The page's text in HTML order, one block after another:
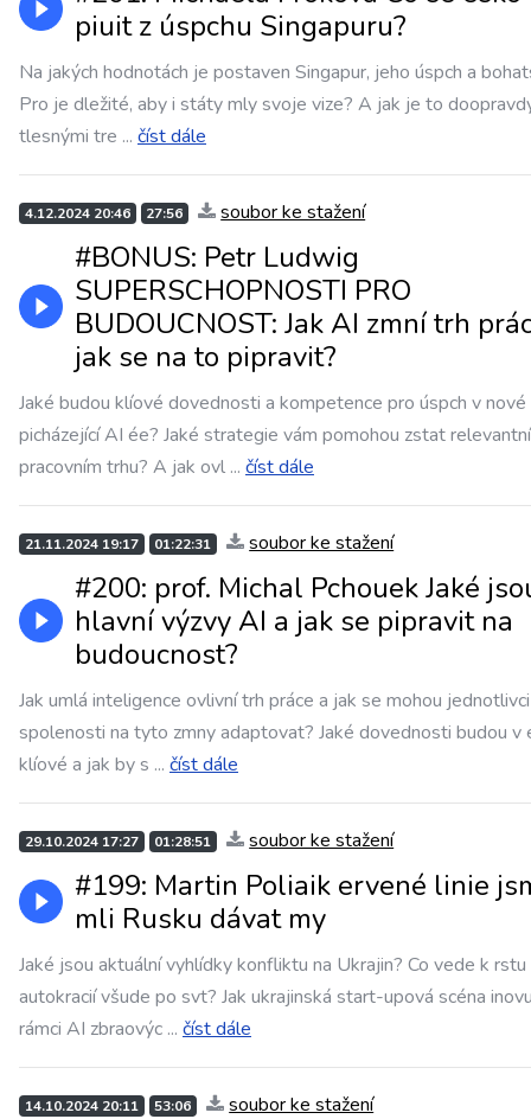
piuit z úspchu Singapuru?
Na jakých hodnotách je postaven Singapur, jeho úspch a
Pro je dležité, aby i státy mly svoje vize? A jak je to
tlesnými tre ... číst dále
4.12.2024 20:46 27:56 soubor ke stažení
#BONUS: Petr Ludwig
SUPERSCHOPNOSTI PRO
BUDOUCNOST: Jak AI zmní trh
jak se na to pipravit?
Jaké budou klíové dovednosti a kompetence pro úspch v nové
picházející AI ée? Jaké strategie vám pomohou zstat
pracovním trhu? A jak ovl ... číst dále
21.11.2024 19:17 01:22:31 soubor ke stažení
#200: prof. Michal Pchouek Jaké
hlavní výzvy AI a jak se pipravit na
budoucnost?
Jak umlá inteligence ovlivní trh práce a jak se mohou
spolenosti na tyto zmny adaptovat? Jaké dovednosti budou v
klíové a jak by s ... číst dále
29.10.2024 17:27 01:28:51 soubor ke stažení
#199: Martin Poliaik ervené linie
mli Rusku dávat my
Jaké jsou aktuální vyhlídky konfliktu na Ukrajin? Co vede k rstu
autokracií všude po svt? Jak ukrajinská start-upová scéna
rámci AI zbraovýc ... číst dále
14.10.2024 20:11 53:06 soubor ke stažení